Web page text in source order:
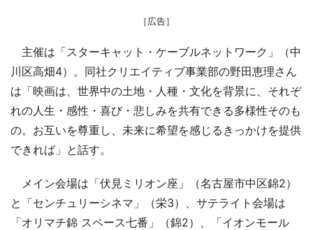
［広告］
主催は「スターキャット・ケーブルネットワーク」（中
川区高畑4）。同社クリエイティブ事業部の野田恵理さん
は「映画は、世界中の土地・人種・文化を背景に、それぞ
れの人生・感性・喜び・悲しみを共有できる多様性そのも
の。お互いを尊重し、未来に希望を感じるきっかけを提供
できれば」と話す。
メイン会場は「伏見ミリオン座」（名古屋市中区錦2）
と「センチュリーシネマ」（栄3）、サテライト会場は
「オリマチ錦 スペース七番」（錦2）、「イオンモール